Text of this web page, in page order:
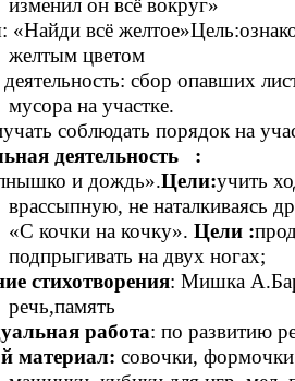
изменил он всё вокруг»
всё
желтым цветом
сбор опавших
мусора на участке.
соблюдать порядок на
деятельность :
и дождь».Цели:учить
врассыпную, не наталкиваясь
«С кочки на кочку». Цели :
подпрыгивать на двух ногах;
стихотворения: Мишка
речь,память
работа: по развитию
материал: совочки,